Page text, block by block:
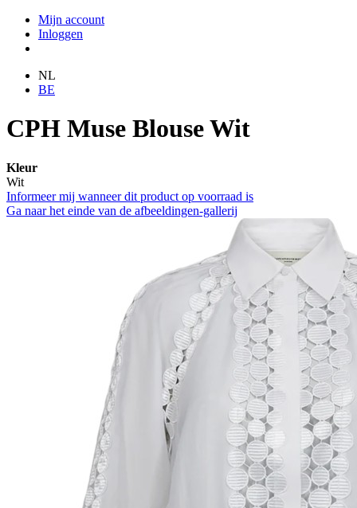
Mijn account
Inloggen
NL
BE
CPH Muse Blouse Wit
Kleur
Wit
Informeer mij wanneer dit product op voorraad is
Ga naar het einde van de afbeeldingen-gallerij